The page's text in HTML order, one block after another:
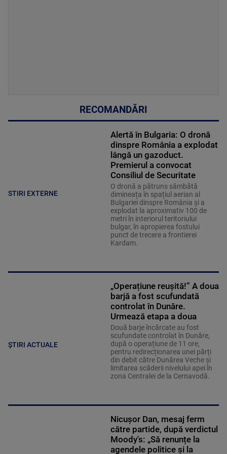
RECOMANDĂRI
STIRI EXTERNE
Alertă în Bulgaria: O dronă
dinspre România a explodat
lângă un gazoduct.
Premierul a convocat
Consiliul de Securitate
O dronă a pătruns sâmbătă
dimineața în spațiul aerian al
Bulgariei dinspre România și a
explodat la aproximativ 100 de
metri în interiorul teritoriului
bulgar, în apropierea fostului
punct de trecere a frontierei
Kardam.
ȘTIRI ACTUALE
„Operațiune reușită!” A doua
barjă a fost scufundată
controlat în Dunăre.
Urmează etapa a doua
Două barje încărcate au fost
scufundate controlat în Dunăre,
după o operațiune de 11 ore,
pentru redirecționarea unei părți
din debit către Dunărea Veche și
limitarea scăderii nivelului apei în
zona Centralei de la Cernavodă.
Nicușor Dan, mesaj ferm
către partide, după verdictul
Moody's: „Să renunțe la
agendele politice şi la